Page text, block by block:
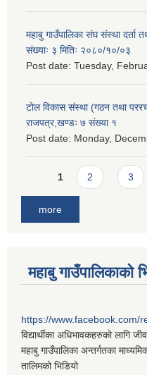
महाबु गाउँपालिका संघ संस्था
संख्याः ३ मितिः २०८०/१०/०३
Post date: Tuesday,
टोल विकास संस्था (गठन तथा
राजपत्र,खण्डः ७ संख्या १
Post date: Monday,
Pages
1 2 3
more
महाबु गाउँपालिकाको
https://www.facebook.com/
विद्यार्थीका अधिभावकहरुको लागि
महाबु गाउँपालिका अन्तर्गतका
तालिमको भिडियो